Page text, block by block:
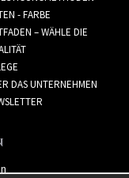
- FARBE
– WÄHLE DIE
DAS UNTERNEHMEN